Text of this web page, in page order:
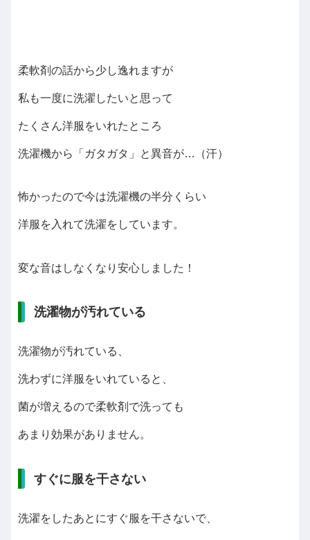
柔軟剤の話から少し逸れますが
私も一度に洗濯したいと思って
たくさん洋服をいれたところ
洗濯機から「ガタガタ」と異音が…（汗）
怖かったので今は洗濯機の半分くらい
洋服を入れて洗濯をしています。
変な音はしなくなり安心しました！
洗濯物が汚れている
洗濯物が汚れている、
洗わずに洋服をいれていると、
菌が増えるので柔軟剤で洗っても
あまり効果がありません。
すぐに服を干さない
洗濯をしたあとにすぐ服を干さないで、